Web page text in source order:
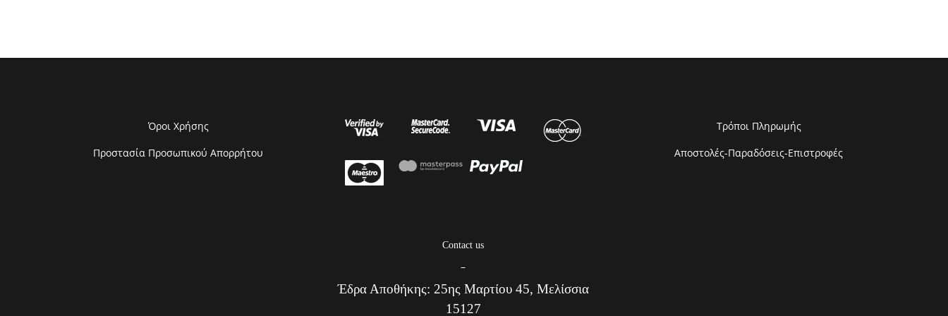
Όροι Χρήσης
Προστασία Προσωπικού Απορρήτου
Τρόποι Πληρωμής
Αποστολές-Παραδόσεις-Επιστροφές
Contact us
–
Έδρα Αποθήκης: 25ης Μαρτίου 45, Μελίσσια
15127